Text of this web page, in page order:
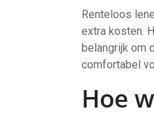
Renteloos
extra kosten.
belangrijk om
comfortabel
Hoe